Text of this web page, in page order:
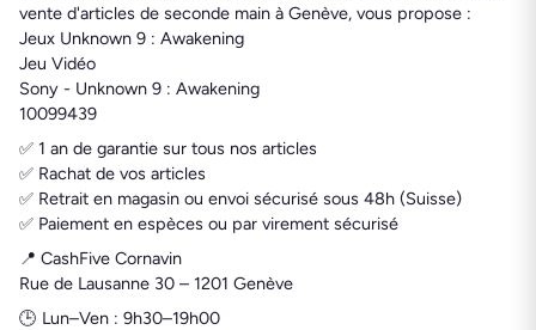
vente d'articles de seconde main à Genève, vous propose :
Jeux Unknown 9 : Awakening
Jeu Vidéo
Sony - Unknown 9 : Awakening
10099439
✅ 1 an de garantie sur tous nos articles
✅ Rachat de vos articles
✅ Retrait en magasin ou envoi sécurisé sous 48h (Suisse)
✅ Paiement en espèces ou par virement sécurisé
📍 CashFive Cornavin
Rue de Lausanne 30 – 1201 Genève
🕒 Lun–Ven : 9h30–19h00